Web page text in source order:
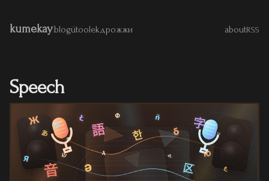
kumekay|blogútoolekдрожжи aboutRSS
Speech